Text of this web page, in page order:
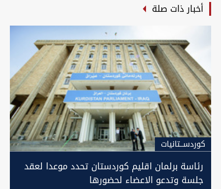
أخبار ذات صلة
كوردســتانيات
رئاسة برلمان اقليم كوردستان تحدد موعدا لعقد
جلسة وتدعو الاعضاء لحضورها